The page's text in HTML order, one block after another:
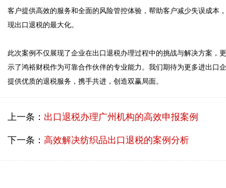
客户提供高效的服务和全面的风险管控体验，帮助客户减少失误成本
现出口退税的最大化。
此次案例不仅展现了企业在出口退税办理过程中的挑战与解决方案，
示了鸿裕财税作为可靠合作伙伴的专业能力。我们期待为更多进出口
上一条： 出口退税办理广州机构的高效申报案例
下一条： 高效解决纺织品出口退税的案例分析